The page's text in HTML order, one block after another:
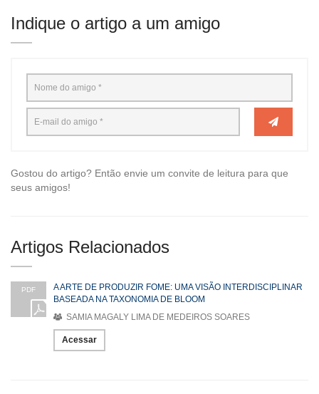
Indique o artigo a um amigo
Gostou do artigo? Então envie um convite de leitura para que
seus amigos!
Artigos Relacionados
PDF
A ARTE DE PRODUZIR FOME: UMA VISÃO INTERDISCIPLINAR
BASEADA NA TAXONOMIA DE BLOOM
SAMIA MAGALY LIMA DE MEDEIROS SOARES
Acessar